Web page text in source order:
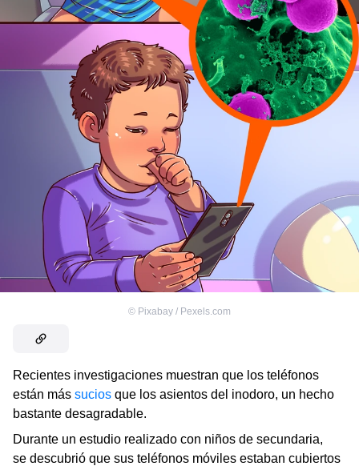
© Pixabay / Pexels.com
Recientes investigaciones muestran que los teléfonos
están más sucios que los asientos del inodoro, un hecho
bastante desagradable.
Durante un estudio realizado con niños de secundaria,
se descubrió que sus teléfonos móviles estaban cubiertos